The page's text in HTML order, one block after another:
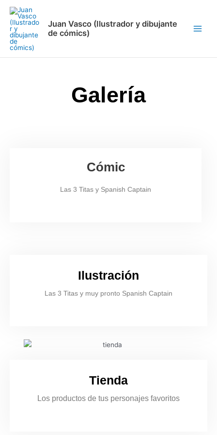
contenido
Juan Vasco (Ilustrador y dibujante
de cómics)
Menu
Galería
Cómic
Las 3 Titas y Spanish Captain
Ilustración
Las 3 Titas y muy pronto Spanish Captain
Tienda
Los productos de tus personajes favoritos